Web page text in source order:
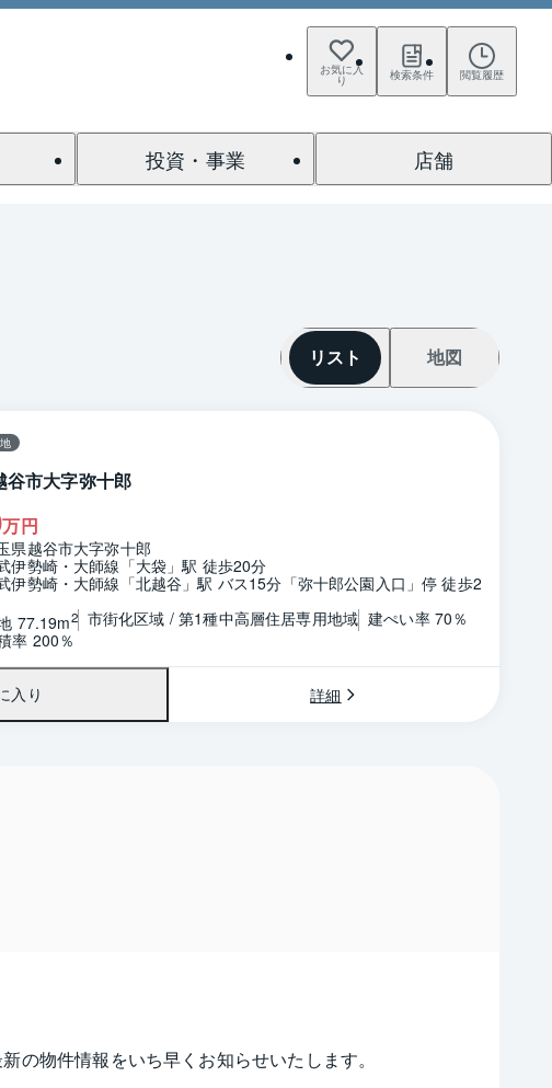
お気に入
り 検索条件 閲覧履歴
投資・事業 店舗
リスト 地図
谷市大字弥十郎
万円
県越谷市大字弥十郎
伊勢崎・大師線「大袋」駅 徒歩20分
伊勢崎・大師線「北越谷」駅 バス15分「弥十郎公園入口」停 徒歩2
77.19m2 市街化区域 / 第1種中高層住居専用地域 建ぺい率 70％
率 200％
入り 詳細
の物件情報をいち早くお知らせいたします。